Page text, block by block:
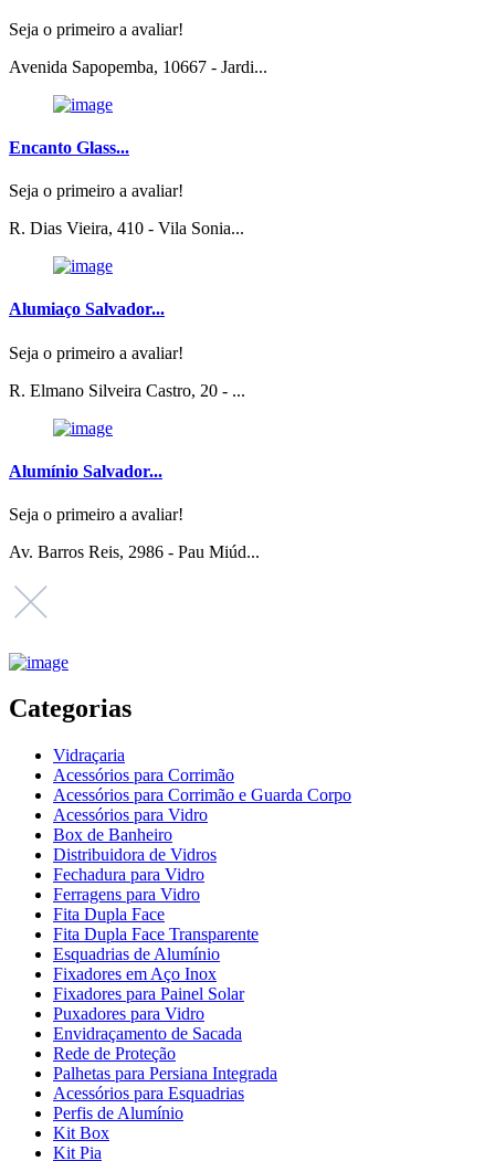
Seja o primeiro a avaliar!
Avenida Sapopemba, 10667 - Jardi...
Encanto Glass...
Seja o primeiro a avaliar!
R. Dias Vieira, 410 - Vila Sonia...
Alumiaço Salvador...
Seja o primeiro a avaliar!
R. Elmano Silveira Castro, 20 - ...
Alumínio Salvador...
Seja o primeiro a avaliar!
Av. Barros Reis, 2986 - Pau Miúd...
Categorias
Vidraçaria
Acessórios para Corrimão
Acessórios para Corrimão e Guarda Corpo
Acessórios para Vidro
Box de Banheiro
Distribuidora de Vidros
Fechadura para Vidro
Ferragens para Vidro
Fita Dupla Face
Fita Dupla Face Transparente
Esquadrias de Alumínio
Fixadores em Aço Inox
Fixadores para Painel Solar
Puxadores para Vidro
Envidraçamento de Sacada
Rede de Proteção
Palhetas para Persiana Integrada
Acessórios para Esquadrias
Perfis de Alumínio
Kit Box
Kit Pia